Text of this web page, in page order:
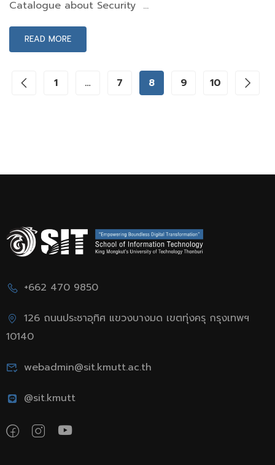
Catalogue about Security …
READ MORE
1 … 7 8 9 10
+662 470 9850
126 ถนนประชาอุทิศ แขวงบางมด เขตทุ่งครุ กรุงเทพฯ
10140
webadmin@sit.kmutt.ac.th
@sit.kmutt